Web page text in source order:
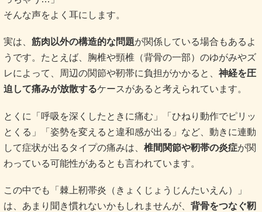
そんな声をよく耳にします。
実は、 筋肉以外の構造的な問題が関係している場合もあるよ
うです。たとえば、胸椎や頸椎（背骨の一部）のゆがみやズ
レによって、周辺の関節や靭帯に負担がかかると、 神経を圧
迫して痛みが放散するケースがあると考えられています。
とくに「呼吸を深くしたときに痛む」「ひねり動作でピリッ
とくる」「姿勢を変えると違和感が出る」など、動きに連動
して症状が出るタイプの痛みは、 椎間関節や靭帯の炎症が関
わっている可能性があるとも言われています。
この中でも「棘上靭帯炎（きょくじょうじんたいえん）」
は、あまり聞き慣れないかもしれませんが、 背骨をつなぐ靭